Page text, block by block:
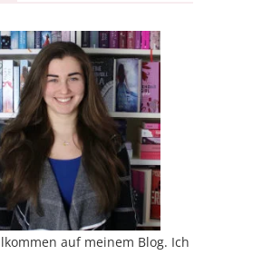
auf meinem Blog. Ich